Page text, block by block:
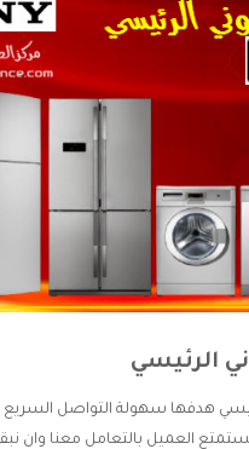
الرئيسي
هدفها سهولة التواصل السريع
العميل بالتعامل معنا وان